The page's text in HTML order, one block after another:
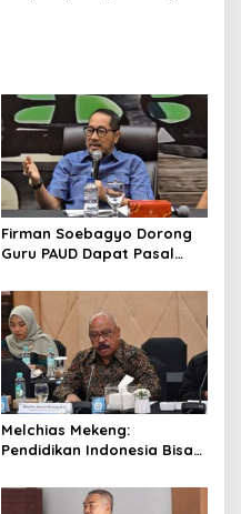
Firman Soebagyo Dorong
Guru PAUD Dapat Pasal
Melchias Mekeng:
Pendidikan Indonesia Bisa
Diabaikan